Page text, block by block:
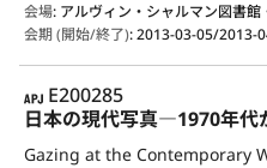
会場: アルヴィン・シャルマン図書
会期 (開始/終了):2013-03-05/2013-
APJ
E200285
日本の現代写真―1970年代